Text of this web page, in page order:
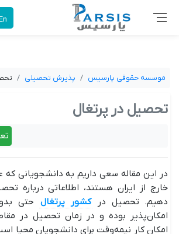
موسسه حقوقی پارسیس پذیرش تحصیلی
تحصیل در پرتغال
در این مقاله سعی داریم به دانشجویانی که
خارج از ایران هستند، اطلاعاتی درباره
دهیم. تحصیل در
کشور پرتغال حتی
امکان‌پذیر بوده و در زمان تحصیل در
امکان کار نیمه‌وقت برای دانشجویان محیا